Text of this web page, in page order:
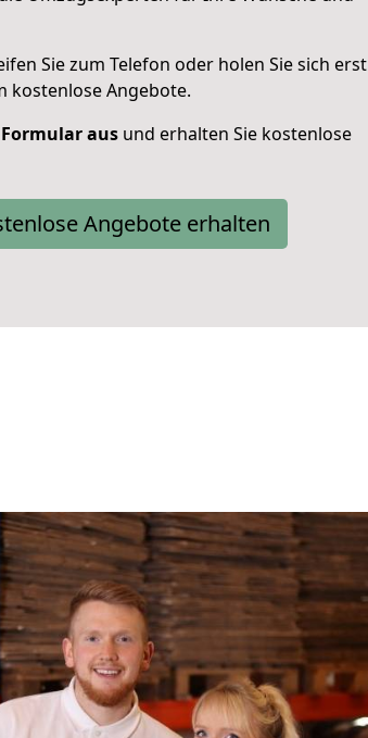
Sie zum Telefon oder holen Sie sich erst
kostenlose Angebote.
aus und erhalten Sie kostenlose
Angebote erhalten